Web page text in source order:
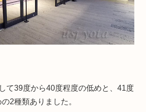
て39度から40度程度の低めと、41度
2種類ありました。